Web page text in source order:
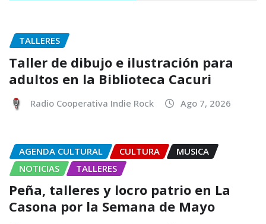
TALLERES
Taller de dibujo e ilustración para
adultos en la Biblioteca Cacuri
Radio Cooperativa Indie Rock Ago 7, 2026
AGENDA CULTURAL CULTURA
MUSICA
NOTICIAS
TALLERES
Peña, talleres y locro patrio en La
Casona por la Semana de Mayo